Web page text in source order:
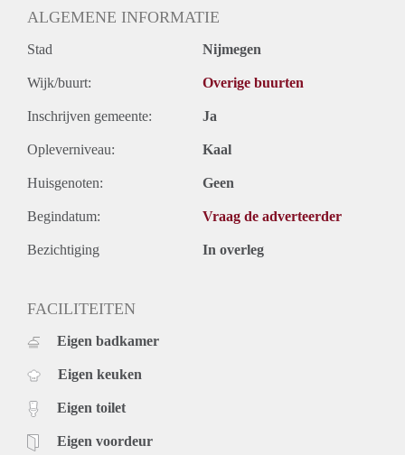
ALGEMENE INFORMATIE
Stad Nijmegen
Wijk/buurt: Overige buurten
Inschrijven gemeente: Ja
Opleverniveau: Kaal
Huisgenoten: Geen
Begindatum: Vraag de adverteerder
Bezichtiging In overleg
FACILITEITEN
Eigen badkamer
Eigen keuken
Eigen toilet
Eigen voordeur